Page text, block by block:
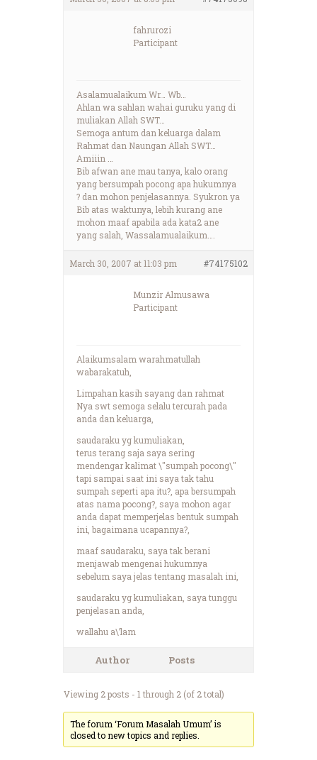
fahrurozi
Participant
Asalamualaikum Wr… Wb…
Ahlan wa sahlan wahai guruku yang di
muliakan Allah SWT…
Semoga antum dan keluarga dalam
Rahmat dan Naungan Allah SWT…
Amiiin …
Bib afwan ane mau tanya, kalo orang
yang bersumpah pocong apa hukumnya
? dan mohon penjelasannya. Syukron ya
Bib atas waktunya, lebih kurang ane
mohon maaf apabila ada kata2 ane
yang salah, Wassalamualaikum….
March 30, 2007 at 11:03 pm #74175102
Munzir Almusawa
Participant
Alaikumsalam warahmatullah
wabarakatuh,
Limpahan kasih sayang dan rahmat
Nya swt semoga selalu tercurah pada
anda dan keluarga,
saudaraku yg kumuliakan,
terus terang saja saya sering
mendengar kalimat \"sumpah pocong\"
tapi sampai saat ini saya tak tahu
sumpah seperti apa itu?, apa bersumpah
atas nama pocong?, saya mohon agar
anda dapat memperjelas bentuk sumpah
ini, bagaimana ucapannya?,
maaf saudaraku, saya tak berani
menjawab mengenai hukumnya
sebelum saya jelas tentang masalah ini,
saudaraku yg kumuliakan, saya tunggu
penjelasan anda,
wallahu a\’lam
Author Posts
Viewing 2 posts - 1 through 2 (of 2 total)
The forum ‘Forum Masalah Umum’ is
closed to new topics and replies.